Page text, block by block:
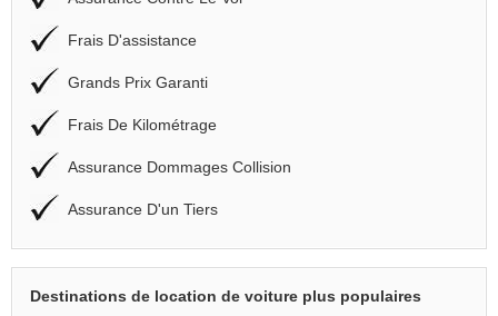
Frais D'assistance
Grands Prix Garanti
Frais De Kilométrage
Assurance Dommages Collision
Assurance D'un Tiers
Destinations de location de voiture plus populaires